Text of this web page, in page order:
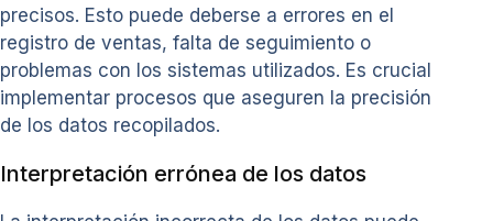
precisos. Esto puede deberse a errores en el
registro de ventas, falta de seguimiento o
problemas con los sistemas utilizados. Es crucial
implementar procesos que aseguren la precisión
de los datos recopilados.
Interpretación errónea de los datos